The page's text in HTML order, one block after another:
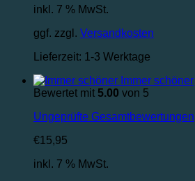
inkl. 7 % MwSt.
ggf. zzgl. Versandkosten
Lieferzeit: 1-3 Werktage
Immer schöner
Bewertet mit 5.00 von 5
Ungeprüfte Gesamtbewertungen
€15,95
inkl. 7 % MwSt.